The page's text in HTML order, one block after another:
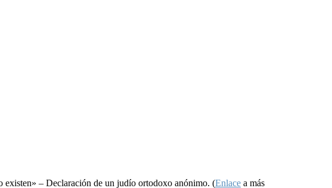
existen» – Declaración de un judío ortodoxo anónimo. (Enlace a más